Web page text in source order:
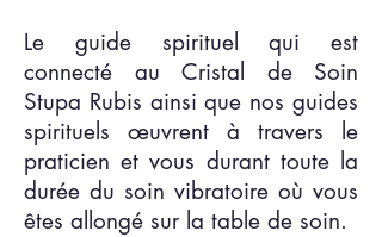
Le guide spirituel qui est
connecté au Cristal de Soin
Stupa Rubis ainsi que nos guides
spirituels œuvrent à travers le
praticien et vous durant toute la
durée du soin vibratoire où vous
êtes allongé sur la table de soin.